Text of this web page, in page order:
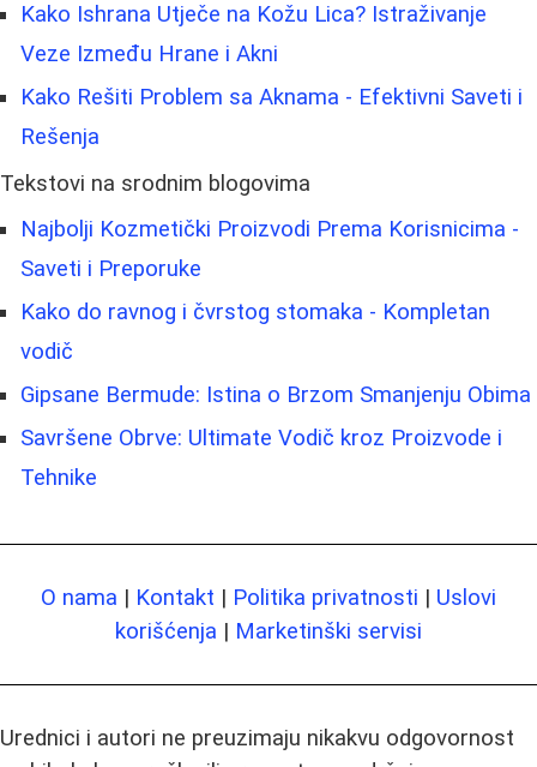
Kako Ishrana Utječe na Kožu Lica? Istraživanje
Veze Između Hrane i Akni
Kako Rešiti Problem sa Aknama - Efektivni Saveti i
Rešenja
Tekstovi na srodnim blogovima
Najbolji Kozmetički Proizvodi Prema Korisnicima -
Saveti i Preporuke
Kako do ravnog i čvrstog stomaka - Kompletan
vodič
Gipsane Bermude: Istina o Brzom Smanjenju Obima
Savršene Obrve: Ultimate Vodič kroz Proizvode i
Tehnike
O nama | Kontakt | Politika privatnosti | Uslovi
korišćenja | Marketinški servisi
Urednici i autori ne preuzimaju nikakvu odgovornost